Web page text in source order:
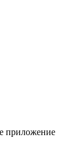
приложение